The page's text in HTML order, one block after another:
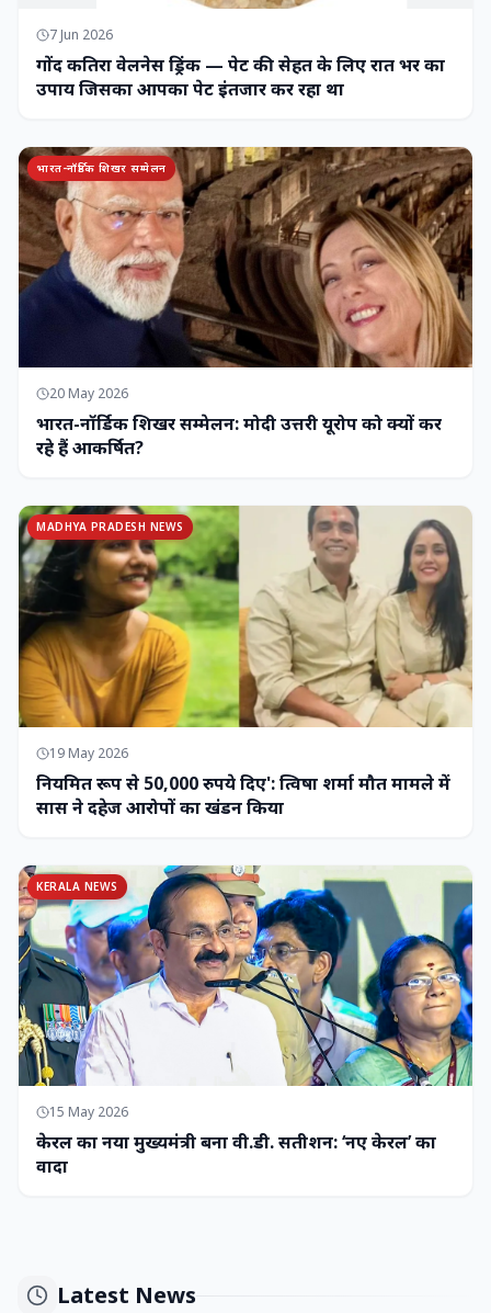
7 Jun 2026
गोंद कतिरा वेलनेस ड्रिंक — पेट की सेहत के लिए रात भर का
उपाय जिसका आपका पेट इंतजार कर रहा था
भारत-नॉर्डिक शिखर सम्मेलन
20 May 2026
भारत-नॉर्डिक शिखर सम्मेलन: मोदी उत्तरी यूरोप को क्यों कर
रहे हैं आकर्षित?
MADHYA PRADESH NEWS
19 May 2026
नियमित रूप से 50,000 रुपये दिए': त्विषा शर्मा मौत मामले में
सास ने दहेज आरोपों का खंडन किया
KERALA NEWS
15 May 2026
केरल का नया मुख्यमंत्री बना वी.डी. सतीशन: ‘नए केरल’ का
वादा
Latest News